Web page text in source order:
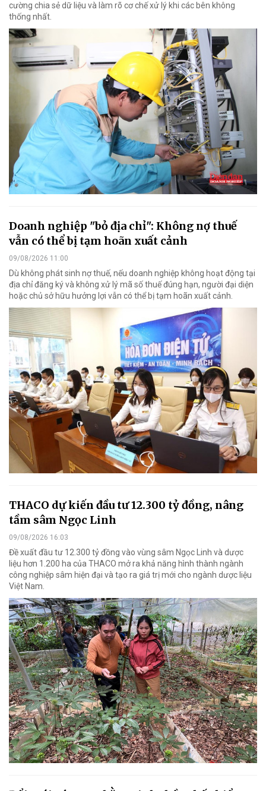
cường chia sẻ dữ liệu và làm rõ cơ chế xử lý khi các bên không
thống nhất.
Doanh nghiệp "bỏ địa chỉ": Không nợ thuế
vẫn có thể bị tạm hoãn xuất cảnh
09/08/2026 11:00
Dù không phát sinh nợ thuế, nếu doanh nghiệp không hoạt động tại
địa chỉ đăng ký và không xử lý mã số thuế đúng hạn, người đại diện
hoặc chủ sở hữu hưởng lợi vẫn có thể bị tạm hoãn xuất cảnh.
THACO dự kiến đầu tư 12.300 tỷ đồng, nâng
tầm sâm Ngọc Linh
09/08/2026 16:03
Đề xuất đầu tư 12.300 tỷ đồng vào vùng sâm Ngọc Linh và dược
liệu hơn 1.200 ha của THACO mở ra khả năng hình thành ngành
công nghiệp sâm hiện đại và tạo ra giá trị mới cho ngành dược liệu
Việt Nam.